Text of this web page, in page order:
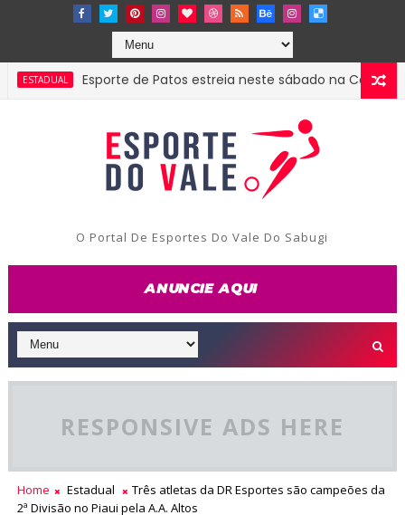
Esporte de Patos estreia neste sábado na Copa do
O Portal De Esportes Do Vale Do Sabugi
RESPONSIVE ADS HERE
Home Estadual
Três atletas da DR Esportes são campeões da
2ª Divisão no Piaui pela A.A. Altos